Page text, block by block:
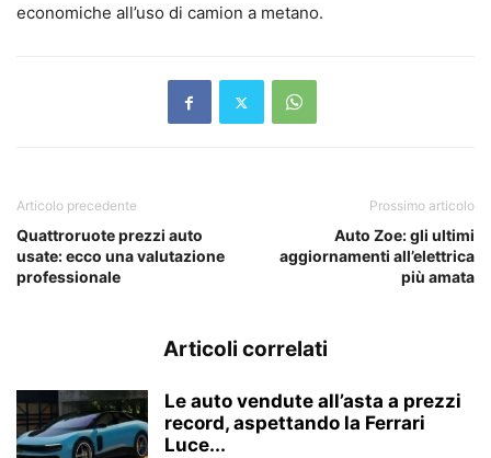
economiche all’uso di camion a metano.
Articolo precedente
Quattroruote prezzi auto
usate: ecco una valutazione
professionale
Prossimo articolo
Auto Zoe: gli ultimi
aggiornamenti all’elettrica
più amata
Articoli correlati
Le auto vendute all’asta a prezzi
record, aspettando la Ferrari
Luce...